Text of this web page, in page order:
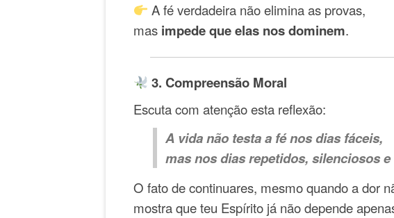
A fé verdadeira não elimina as provas,
mas impede que elas nos dominem.
3. Compreensão Moral
Escuta com atenção esta reflexão:
A vida não testa a fé nos dias fáceis,
mas nos dias repetidos, silenciosos
O fato de continuares, mesmo quando a dor
mostra que teu Espírito já não depende